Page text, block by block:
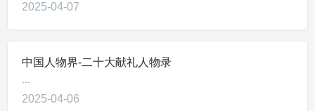
2025-04-07
中国人物界-二十大献礼人物录
2025-04-06